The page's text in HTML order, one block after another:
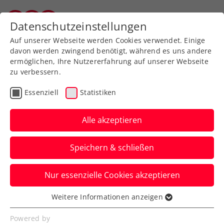
Zurück zur Newsübersicht
Turniere
4. Upper Austrian Junior
Grand Prix Mauthausen:
Rabl, Behrmann weiter
Die beiden ÖTV-Asse kämpfen beim ITF-
Jugend-Heimturnier am Samstag jeweils
um den Einzug ins Finale.
Verfasst von: Manuel Wachta, 09.08.2024
Datenschutzeinstellungen
Auf unserer Webseite werden Cookies verwendet. Einige
davon werden zwingend benötigt, während es uns andere
ermöglichen, Ihre Nutzererfahrung auf unserer Webseite
zu verbessern.
Essenziell Statistiken
Alle akzeptieren
Speichern & schließen
Nur essenzielle Cookies akzeptieren
Essenziell
Essenzielle Cookies werden für grundlegende
Weitere Informationen anzeigen
Powered by